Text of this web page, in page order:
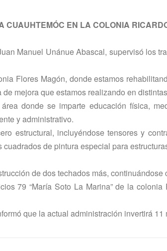
EN LA COLONIA
Manuel Unánue Abascal, supervisó los
Flores Magón, donde estamos
mejora que estamos realizando en
donde se imparte educación física,
y administrativo.
estructural, incluyéndose tensores y
de pintura especial para
de dos techados más,
79 “María Soto La Marina” de la
que la actual administración invertirá